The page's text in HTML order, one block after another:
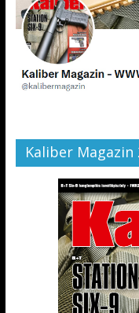
Kaliber Magazin